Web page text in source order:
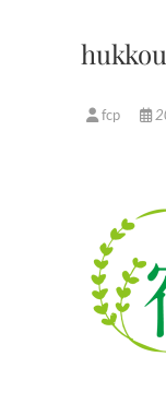
fcp